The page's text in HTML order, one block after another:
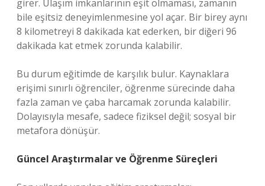
girer. Ulaşım imkanlarının eşit olmaması, zamanın
bile eşitsiz deneyimlenmesine yol açar. Bir birey aynı
8 kilometreyi 8 dakikada kat ederken, bir diğeri 96
dakikada kat etmek zorunda kalabilir.
Bu durum eğitimde de karşılık bulur. Kaynaklara
erişimi sınırlı öğrenciler, öğrenme sürecinde daha
fazla zaman ve çaba harcamak zorunda kalabilir.
Dolayısıyla mesafe, sadece fiziksel değil; sosyal bir
metafora dönüşür.
Güncel Araştırmalar ve Öğrenme Süreçleri